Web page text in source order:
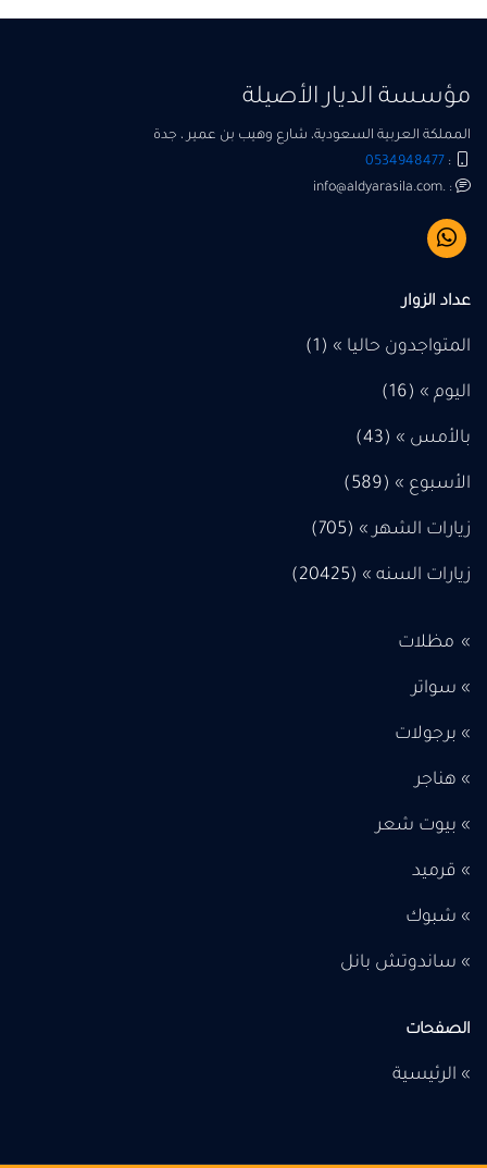
مؤسسة الديار الأصيلة
المملكة العربية السعودية، شارع وهيب بن عمير ، جدة
:
0534948477
: .info@aldyarasila.com
عداد الزوار
المتواجدون حاليا » (1)
اليوم » (16
)
بالأمس » (43
)
الأسبوع » (589
)
زيارات الشهر » (705
)
زيارات السنه » (20425
)
» مظلات
» سواتر
» برجولات
» هناجر
» بيوت شعر
» قرميد
» شبوك
» ساندوتش بانل
الصفحات
» الرئيسية